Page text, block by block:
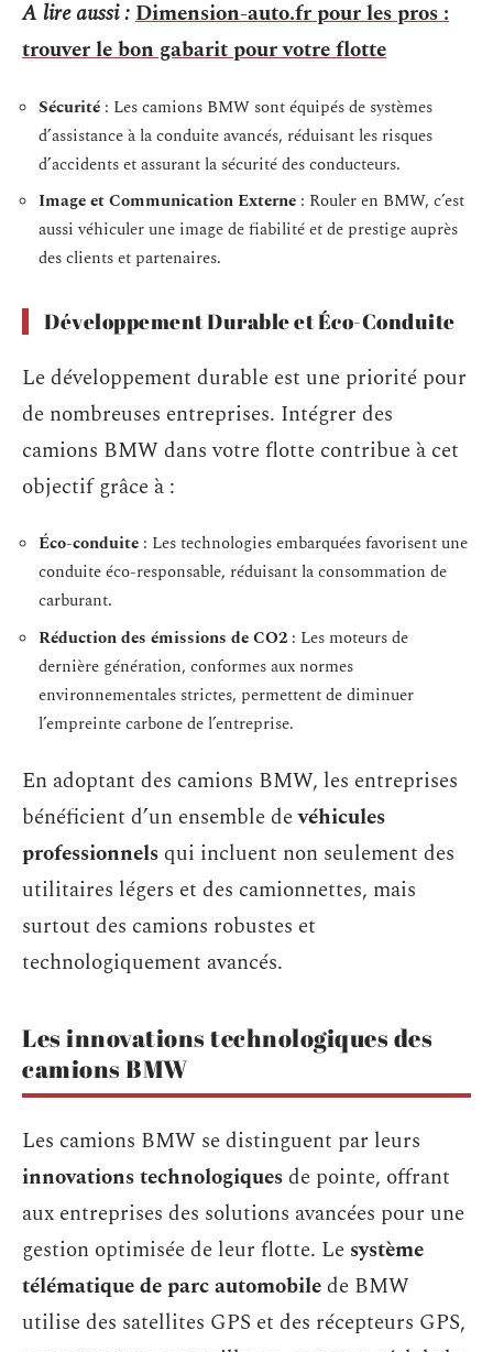
A lire aussi :Dimension-auto.fr pour les pros :
trouver le bon gabarit pour votre flotte
Sécurité : Les camions BMW sont équipés de systèmes
d’assistance à la conduite avancés, réduisant les risques
d’accidents et assurant la sécurité des conducteurs.
Image et Communication Externe : Rouler en BMW, c’est
aussi véhiculer une image de fiabilité et de prestige auprès
des clients et partenaires.
Développement Durable et Éco-Conduite
Le développement durable est une priorité pour
de nombreuses entreprises. Intégrer des
camions BMW dans votre flotte contribue à cet
objectif grâce à :
Éco-conduite : Les technologies embarquées favorisent une
conduite éco-responsable, réduisant la consommation de
carburant.
Réduction des émissions de CO2 : Les moteurs de
dernière génération, conformes aux normes
environnementales strictes, permettent de diminuer
l’empreinte carbone de l’entreprise.
En adoptant des camions BMW, les entreprises
bénéficient d’un ensemble devéhicules
professionnels qui incluent non seulement des
utilitaires légers et des camionnettes, mais
surtout des camions robustes et
technologiquement avancés.
Les innovations technologiques des
camions BMW
Les camions BMW se distinguent par leurs
innovations technologiquesde pointe, offrant
aux entreprises des solutions avancées pour une
gestion optimisée de leur flotte. Le système
télématique de parc automobilede BMW
utilise des satellites GPS et des récepteurs GPS,